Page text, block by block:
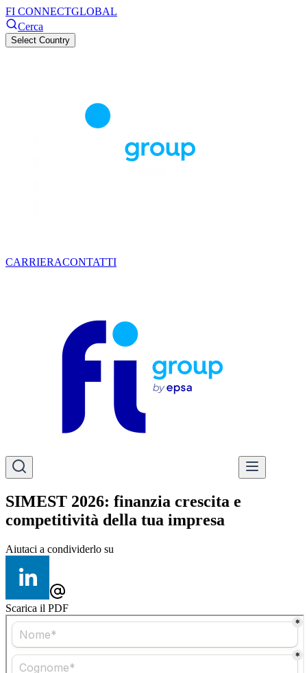
FI CONNECTGLOBAL
Cerca
Select Country
CARRIERACONTATTI
SIMEST 2026: finanzia crescita e
competitività della tua impresa
Aiutaci a condividerlo su
Scarica il PDF